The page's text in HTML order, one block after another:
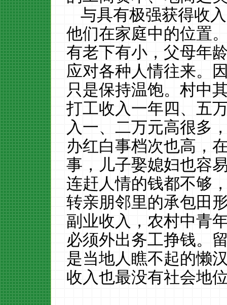
与具有极强获得收
他们在家庭中的位置
有老下有小，父母年
应对各种人情往来。
只是保持温饱。村中
打工收入一年四、五
入一、二万元高很多
办红白事档次也高，
事，儿子娶媳妇也容
连赶人情的钱都不够
转亲朋邻里的承包田
副业收入，农村中青
必须外出务工挣钱。
是当地人瞧不起的懒
收入也最没有社会地